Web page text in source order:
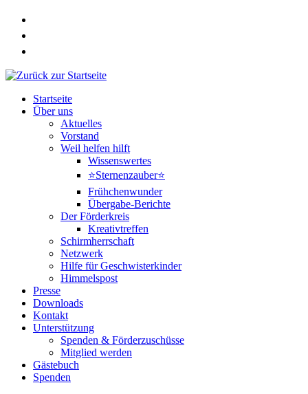
Zum
springen
Startseite
Über uns
Aktuelles
Vorstand
Weil helfen hilft
Wissenswertes
⭐Sternenzauber⭐
Frühchenwunder
Übergabe-Berichte
Der Förderkreis
Kreativtreffen
Schirmherrschaft
Netzwerk
Hilfe für Geschwisterkinder
Himmelspost
Presse
Downloads
Kontakt
Unterstützung
Spenden & Förderzuschüsse
Mitglied werden
Gästebuch
Spenden